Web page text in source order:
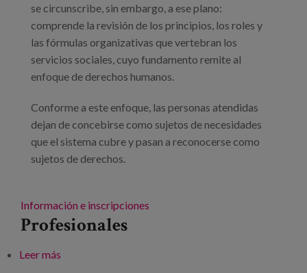
se circunscribe, sin embargo, a ese plano:
comprende la revisión de los principios, los roles y
las fórmulas organizativas que vertebran los
servicios sociales, cuyo fundamento remite al
enfoque de derechos humanos.
Conforme a este enfoque, las personas atendidas
dejan de concebirse como sujetos de necesidades
que el sistema cubre y pasan a reconocerse como
sujetos de derechos.
Información e inscripciones
Profesionales
Leer más